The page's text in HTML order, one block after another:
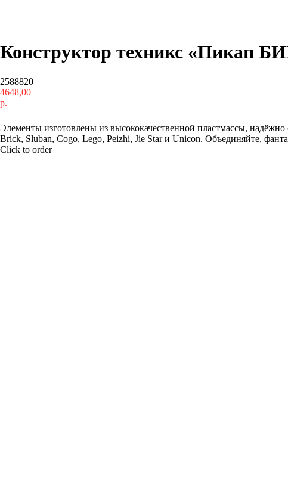
Конструктор техникс «Пикап
2588820
4648,00
р.
Элементы изготовлены из высококачественной пластмассы,
Brick, Sluban, Cogo, Lego, Peizhi, Jie Star и Unicon. Объединяйте,
Click to order